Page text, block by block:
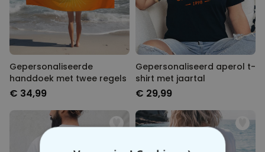
Gepersonaliseerde
handdoek met twee regels
€ 34,99
Gepersonaliseerd aperol t-
shirt met jaartal
€ 29,99